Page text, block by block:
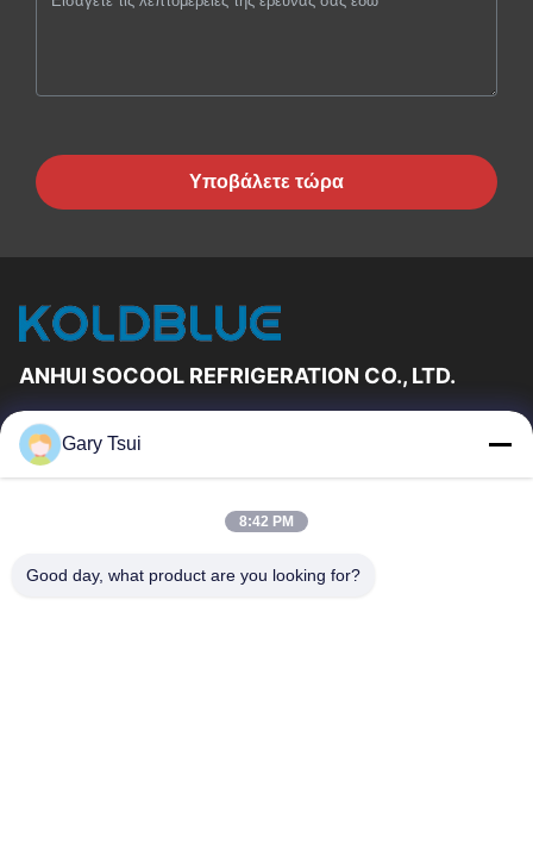
Υποβάλετε τώρα
ANHUI SOCOOL REFRIGERATION CO., LTD.
Γρήγορες Συνδέσεις
Σπίτι
Περίπου Εμείς
Μας Ελάτε Σε Επαφή Με
Ζητήστε Ένα Απόσπασμα
Gary Tsui
8:42 PM
Good day, what product are you looking for?